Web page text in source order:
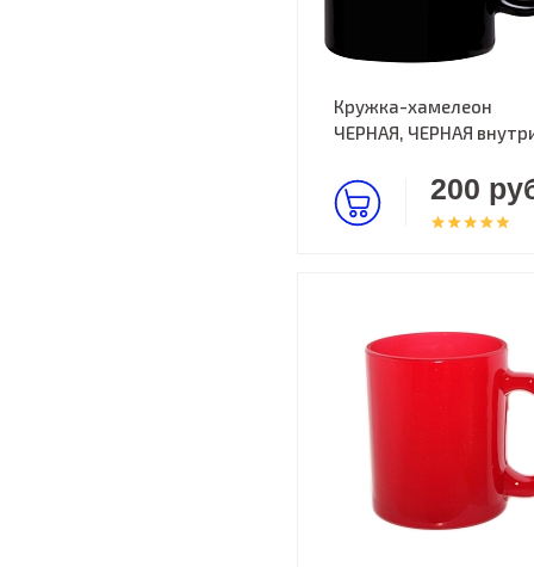
Кружка-хамелеон
ЧЕРНАЯ, ЧЕРНАЯ
200